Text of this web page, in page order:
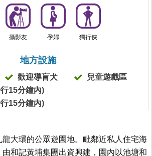
攝影友 孕婦 獨行俠
地方設施
歡迎導盲犬
兒童遊戲區
15分鐘內)
15分鐘內)
大環的公眾遊園地。毗鄰近私人住宅海
和記黃埔集團出資興建，園內以池塘和